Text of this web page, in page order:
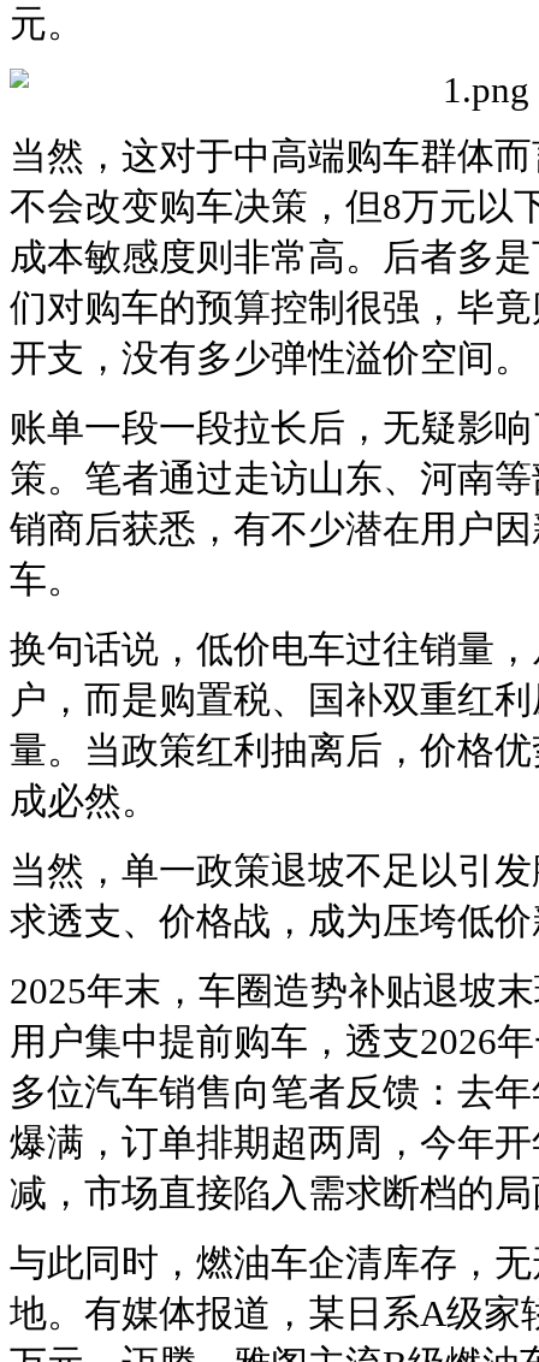
元。
当然，这对于中高端购车群体
不会改变购车决策，但8万元以
成本敏感度则非常高。后者多
们对购车的预算控制很强，毕
开支，没有多少弹性溢价空间。
账单一段一段拉长后，无疑影
策。笔者通过走访山东、河南
销商后获悉，有不少潜在用户
车。
换句话说，低价电车过往销量
户，而是购置税、国补双重红
量。当政策红利抽离后，价格
成必然。
当然，单一政策退坡不足以引
求透支、价格战，成为压垮低
2025年末，车圈造势补贴退坡
用户集中提前购车，透支2026
多位汽车销售向笔者反馈：去
爆满，订单排期超两周，今年
减，市场直接陷入需求断档的
与此同时，燃油车企清库存，
地。有媒体报道，某日系A级家